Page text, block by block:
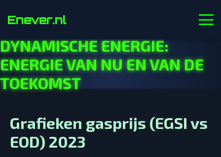
Enever.nl
DYNAMISCHE ENERGIE:
ENERGIE VAN NU EN VAN DE
TOEKOMST
Grafieken gasprijs (EGSI vs
EOD) 2023